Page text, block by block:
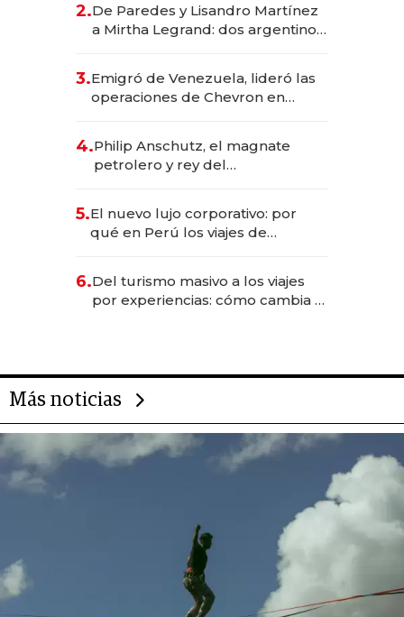
las marcas "fast premium"
2.De Paredes y Lisandro Martínez
a Mirtha Legrand: dos argentinos
3.Emigró de Venezuela, lideró las
operaciones de Chevron en
4.Philip Anschutz, el magnate
petrolero y rey del
Fénix
5.El nuevo lujo corporativo: por
qué en Perú los viajes de
transformadoras
6.Del turismo masivo a los viajes
por experiencias: cómo cambia el
Más noticias